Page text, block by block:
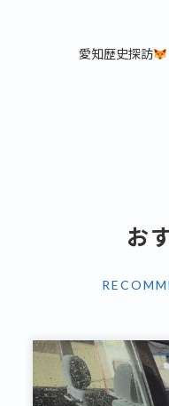
愛知歴史探訪
お